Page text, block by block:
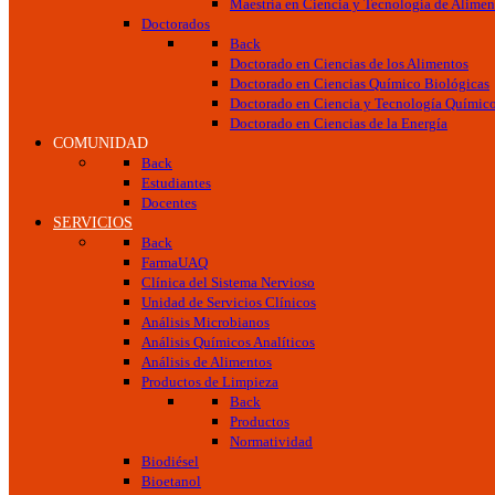
Maestría en Ciencia y Tecnología de
Doctorados
Back
Doctorado en Ciencias de los Alimentos
Doctorado en Ciencias Químico Biológicas
Doctorado en Ciencia y Tecnología
Doctorado en Ciencias de la Energía
COMUNIDAD
Back
Estudiantes
Docentes
SERVICIOS
Back
FarmaUAQ
Clínica del Sistema Nervioso
Unidad de Servicios Clínicos
Análisis Microbianos
Análisis Químicos Analíticos
Análisis de Alimentos
Productos de Limpieza
Back
Productos
Normatividad
Biodiésel
Bioetanol